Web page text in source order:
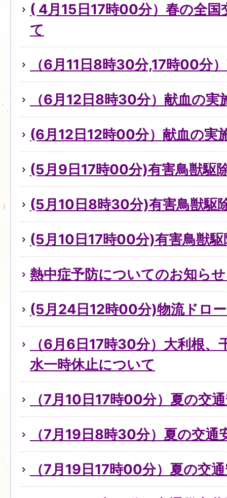
( 4月15日17時00分）春の全国
て
（6月11日8時30分,17時00分
（6月12日8時30分）献血の実
(6月12日12時00分）献血の実
(5月9日17時00分)有害鳥獣駆
(5月10日8時30分)有害鳥獣駆
(5月10日17時00分)有害鳥獣
熱中症予防についてのお知ら
(5月24日12時00分)物流ドロ
（6月6日17時30分）大利根、
水一時休止について
（7月10日17時00分）夏の交
（7月19日8時30分）夏の交通
（7月19日17時00分）夏の交